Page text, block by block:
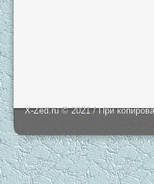
X-Zed.ru © 2021 / При